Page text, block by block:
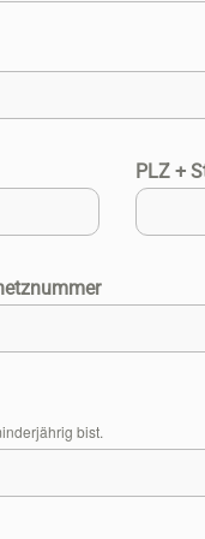
PLZ +
bist.